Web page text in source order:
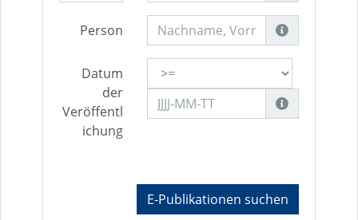
Person
Datum
der
Veröffentl
ichung
E-Publikationen suchen